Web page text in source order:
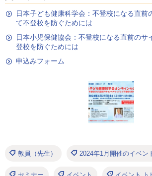
日本子ども健康科学会：不登校になる直前
て不登校を防ぐためには
日本小児保健協会：不登校になる直前のサ
登校を防ぐためには
申込みフォーム
教員（先生） 2024年1月開催のイベン